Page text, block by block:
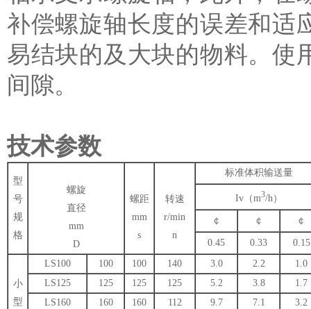
补偿螺旋轴长度的误差和适
易结块的及大块的物料。使
间隙。
技术参数
型
号
规
格
螺旋
直径
mm
D
螺距
mm
s
转速
r/min
n
标准体积输送量
Iv（m3/h）
￠ ￠ ￠
0.45 0.33 0.15
小
型
LS100 100 100 140 3.0 2.2
1.0
LS125
125 125 125 5.2 3.8
1.7
LS160
160 160 112 9.7 7.1
3.2